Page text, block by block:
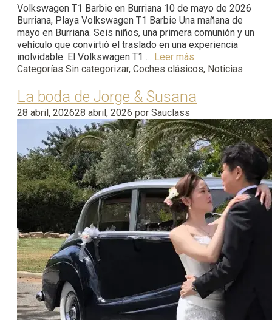
Volkswagen T1 Barbie en Burriana 10 de mayo de 2026
Burriana, Playa Volkswagen T1 Barbie Una mañana de
mayo en Burriana. Seis niños, una primera comunión y un
vehículo que convirtió el traslado en una experiencia
inolvidable. El Volkswagen T1 … Leer más
Categorías Sin categorizar, Coches clásicos, Noticias
La boda de Jorge & Susana
28 abril, 202628 abril, 2026 por Sauclass